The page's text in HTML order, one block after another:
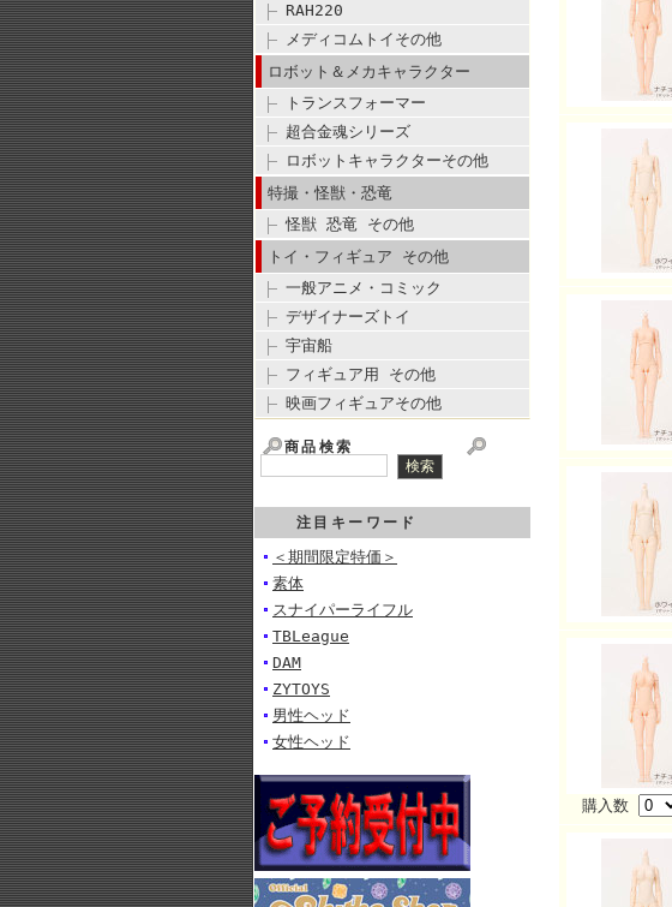
RAH220
メディコムトイその他
ロボット＆メカキャラクター
トランスフォーマー
超合金魂シリーズ
ロボットキャラクターその他
特撮・怪獣・恐竜
怪獣 恐竜 その他
トイ・フィギュア その他
一般アニメ・コミック
デザイナーズトイ
宇宙船
フィギュア用 その他
映画フィギュアその他
商品検索
注目キーワード
＜期間限定特価＞
素体
スナイパーライフル
TBLeague
DAM
ZYTOYS
男性ヘッド
女性ヘッド
購入数